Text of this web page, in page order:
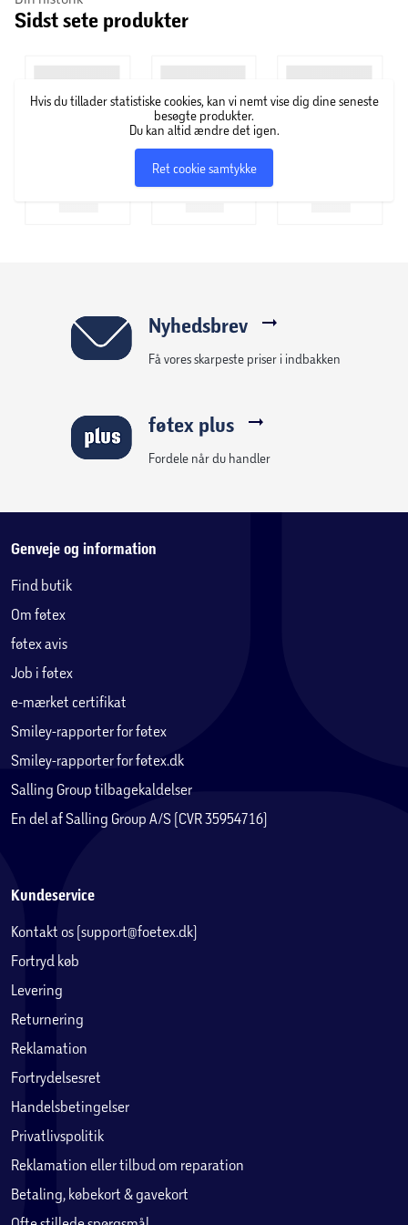
Sidst sete produkter
Hvis du tillader statistiske cookies, kan vi nemt vise dig dine seneste
besøgte produkter.
Du kan altid ændre det igen.
Ret cookie samtykke
Nyhedsbrev
Få vores skarpeste priser i indbakken
føtex plus
Fordele når du handler
Genveje og information
Find butik
Om føtex
føtex avis
Job i føtex
e-mærket certifikat
Smiley-rapporter for føtex
Smiley-rapporter for føtex.dk
Salling Group tilbagekaldelser
En del af Salling Group A/S (CVR 35954716)
Kundeservice
Kontakt os (support@foetex.dk)
Fortryd køb
Levering
Returnering
Reklamation
Fortrydelsesret
Handelsbetingelser
Privatlivspolitik
Reklamation eller tilbud om reparation
Betaling, købekort & gavekort